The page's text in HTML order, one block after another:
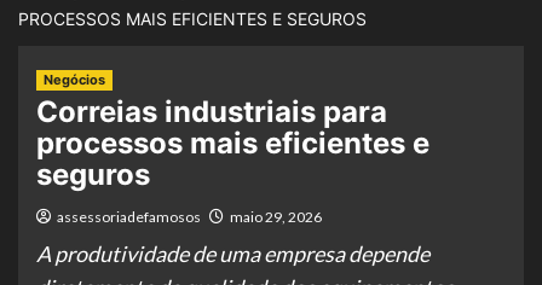
PROCESSOS MAIS EFICIENTES E SEGUROS
Negócios
Correias industriais para
processos mais eficientes e
seguros
assessoriadefamosos maio 29, 2026
A produtividade de uma empresa depende